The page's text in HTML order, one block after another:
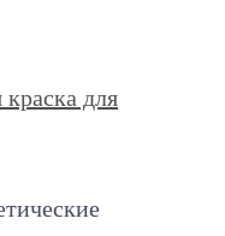
для